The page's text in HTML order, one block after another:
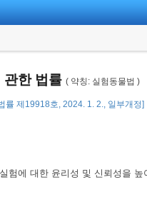
관한 법률 ( 약칭: 실험동물법 )
률 제19918호, 2024. 1. 2., 일부개정]
험에 대한 윤리성 및 신뢰성을